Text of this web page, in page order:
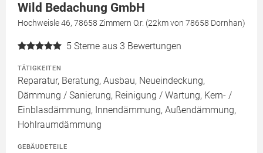
Wild Bedachung GmbH
Hochweisle 46, 78658 Zimmern O.r. (22km von 78658 Dornhan)
5 Sterne aus 3 Bewertungen
TÄTIGKEITEN
Reparatur, Beratung, Ausbau, Neueindeckung,
Dämmung / Sanierung, Reinigung / Wartung, Kern- /
Einblasdämmung, Innendämmung, Außendämmung,
Hohlraumdämmung
GEBÄUDETEILE